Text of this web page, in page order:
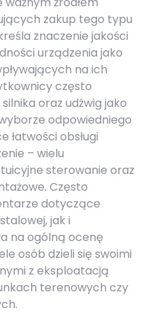
zakup tego typu
znaczenie jakości
urządzenia jako
na ich
często
oraz udźwig jako
odpowiedniego
łatwości obsługi
– wielu
sterowanie oraz
Często
dotyczące
jak i
na ogólną ocenę
osób dzieli się swoimi
z eksploatacją
terenowych czy